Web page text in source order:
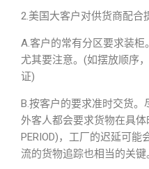
2.美国大客户对供货商配合
A.客户的常有分区要求装
尤其要注意。(如摆放顺序
证)
B.按客户的要求准时交货
外客人都会要求货物在具体
PERIOD)，工厂的迟延可
流的货物追踪也相当的关键